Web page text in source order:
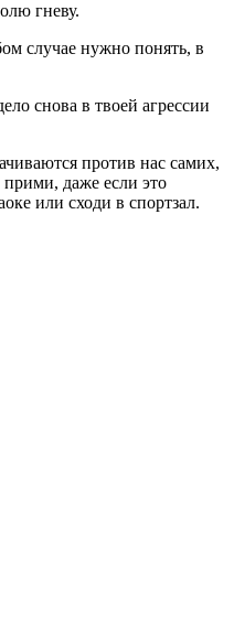
гневу.
случае нуж­но понять, в
снова в твоей агрессии
против нас самих,
даже если это
или сходи в спортзал.